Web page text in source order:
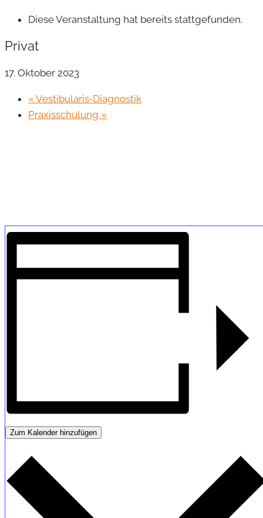
Diese Veranstaltung hat bereits stattgefunden.
Privat
17. Oktober 2023
« Vestibularis‐Diagnostik
Praxisschulung »
Zum Kalender hinzufügen